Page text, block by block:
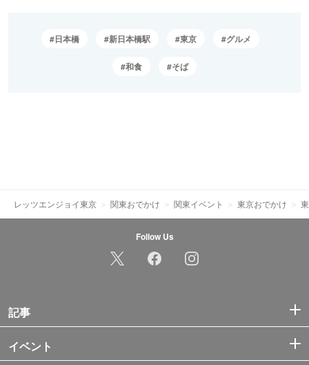
日本橋 新日本橋駅 東京 グルメ
和食 そば
レッツエンジョイ東京 関東おでかけ 関東イベント 東京おでかけ
Follow Us
記事
イベント